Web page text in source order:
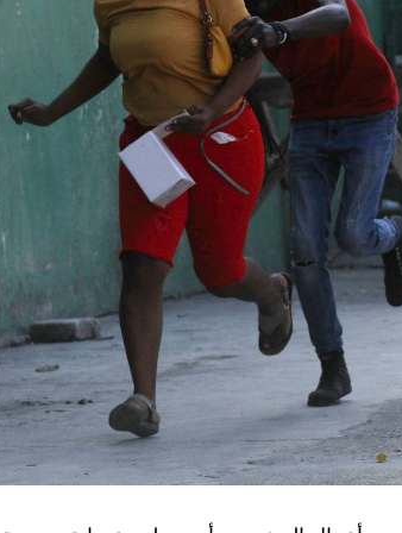
من العملاء التابعين لجهاز الأمن الفدرالي
زيلينسكي ومسؤولين كبار آخرين، مثل
بناءً على أوامر من موسكو. وأوقفت الأجهزة
اللذَين أوقفا «شخصان برتبة كولونيل» من
الحكوميين.
إشراف» جهاز الأمن الفدرالي الروسي
مؤكدةً أنهما كانا يُريدان تجنيد
وقتله». وكشفت أجهزة الأمن
جينبينغ في تصريحات لصحيفة «بوليتيكا»
خلفية قصفه «الفاضح» للسفارة الصينية
شي إلى منطقة البيرينيه الجبلية أمس،